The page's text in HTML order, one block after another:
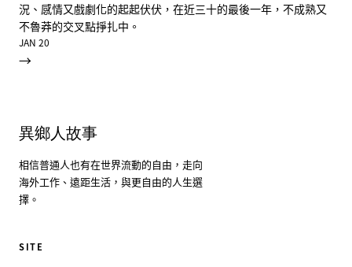
況、感情又戲劇化的起起伏伏，在近三十的最後一年，不成熟又
不魯莽的交叉點掙扎中。
JAN 20
→
異鄉人故事
相信普通人也有在世界流動的自由，走向
海外工作、遠距生活，與更自由的人生選
擇。
SITE